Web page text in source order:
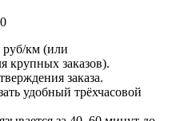
руб/км (или
крупных заказов).
заказа.
удобный трёхчасовой